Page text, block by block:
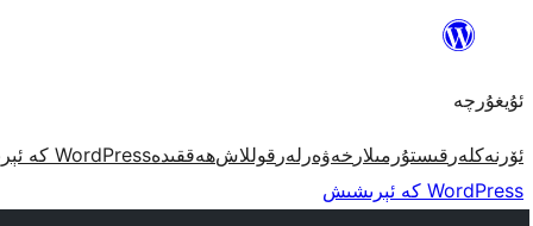
مەزمۇنغا
ئۇيغۇرچە
ئۆرنەكلەر قىستۇرمىلار خەۋەرلەر قوللاشھەققىدەWordPress كە ئېرىشىش
WordPress كە ئېرىشىش